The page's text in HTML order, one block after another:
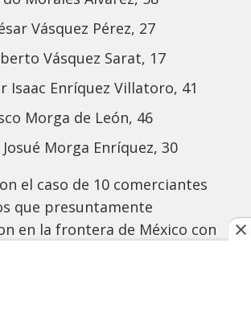
Vásquez Pérez, 27
Vásquez Sarat, 17
Isaac Enríquez Villatoro, 41
Morga de León, 46
Josué Morga Enríquez, 30
el caso de 10 comerciantes
que presuntamente
en la frontera de México con